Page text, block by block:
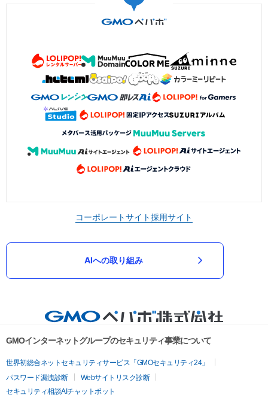
コーポレートサイト採用サイト
AIへの取り組み
GMOインターネットグループのセキュリティ事業について
世界初総合ネットセキュリティサービス「GMOセキュリティ24」
パスワード漏洩診断
Webサイトリスク診断
セキュリティ相談AIチャットボット